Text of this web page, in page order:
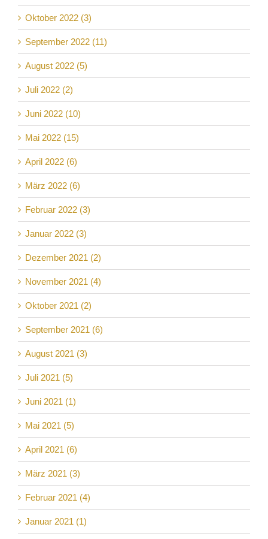
Oktober 2022 (3)
September 2022 (11)
August 2022 (5)
Juli 2022 (2)
Juni 2022 (10)
Mai 2022 (15)
April 2022 (6)
März 2022 (6)
Februar 2022 (3)
Januar 2022 (3)
Dezember 2021 (2)
November 2021 (4)
Oktober 2021 (2)
September 2021 (6)
August 2021 (3)
Juli 2021 (5)
Juni 2021 (1)
Mai 2021 (5)
April 2021 (6)
März 2021 (3)
Februar 2021 (4)
Januar 2021 (1)